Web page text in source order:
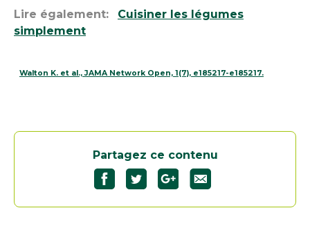
Lire également:
Cuisiner les légumes
simplement
Walton K. et al., JAMA Network Open, 1(7), e185217-e185217.
Partagez ce contenu